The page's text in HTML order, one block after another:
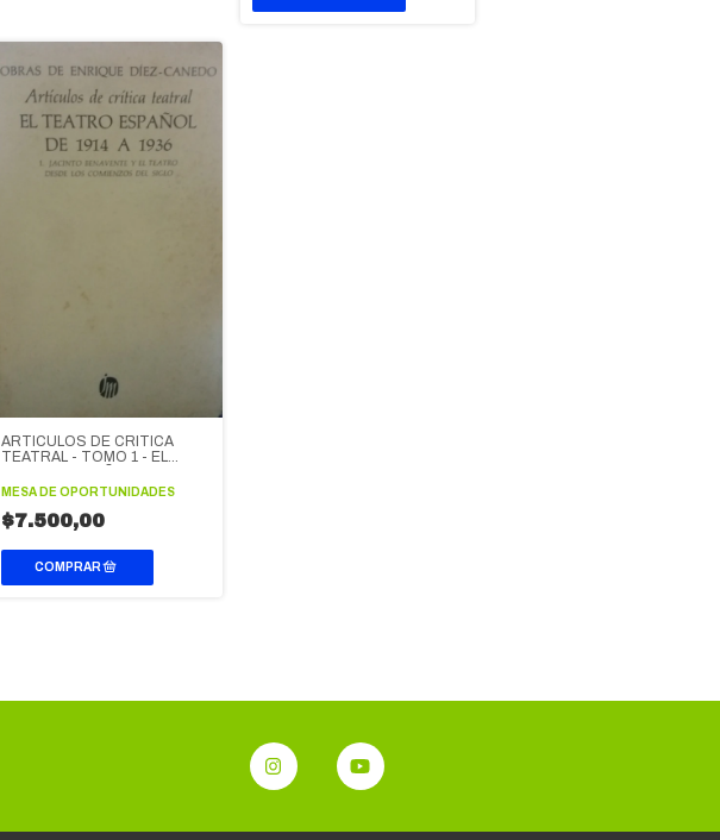
ARTICULOS DE CRITICA
TEATRAL - TOMO 1 - EL
1936
MESA DE OPORTUNIDADES
$7.500,00